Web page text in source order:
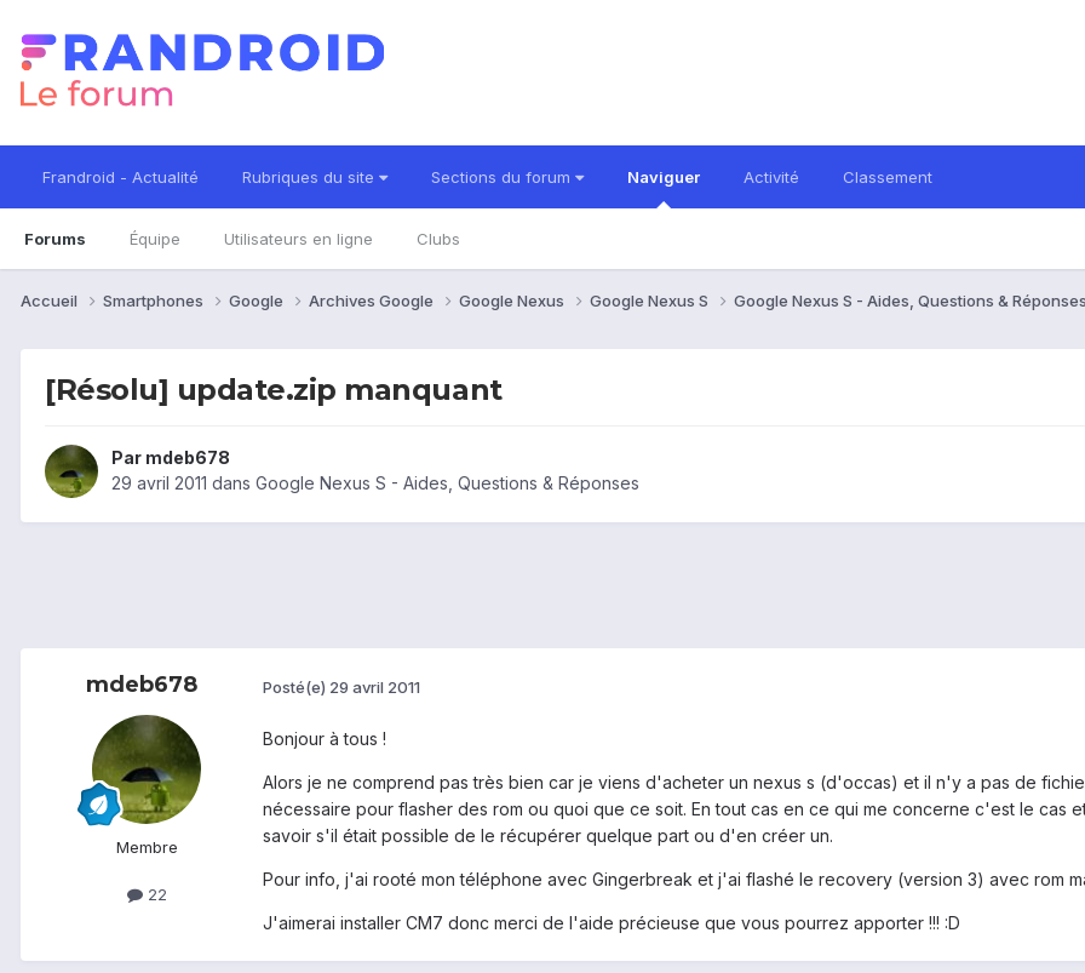
Frandroid - Actualité Rubriques du site Sections du forum Naviguer
Forums Équipe Utilisateurs en ligne Clubs
Activité Classement
Accueil Smartphones Google Archives Google Google Nexus Google Nexus S Google Nexus S - Aides, Questions & Réponses
[Résolu] update.zip manquant
Par mdeb678
29 avril 2011 dans Google Nexus S - Aides, Questions & Réponses
mdeb678
Membre
22
Posté(e) 29 avril 2011
Bonjour à tous !
Alors je ne comprend pas très bien car je viens d'acheter un nexus s (d'occas) et il n'y a pas de
nécessaire pour flasher des rom ou quoi que ce soit. En tout cas en ce qui me concerne c'est le cas
savoir s'il était possible de le récupérer quelque part ou d'en créer un.
Pour info, j'ai rooté mon téléphone avec Gingerbreak et j'ai flashé le recovery (version 3) avec rom
J'aimerai installer CM7 donc merci de l'aide précieuse que vous pourrez apporter !!! :D